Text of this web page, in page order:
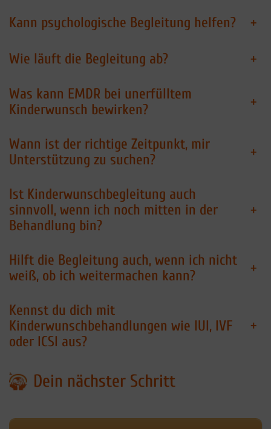
Kann psychologische Begleitung helfen? +
Wie läuft die Begleitung ab? +
Was kann EMDR bei unerfülltem
Kinderwunsch bewirken?
+
Wann ist der richtige Zeitpunkt, mir
Unterstützung zu suchen?
+
Ist Kinderwunschbegleitung auch
sinnvoll, wenn ich noch mitten in der
Behandlung bin?
+
Hilft die Begleitung auch, wenn ich nicht
weiß, ob ich weitermachen kann?
+
Kennst du dich mit
Kinderwunschbehandlungen wie IUI, IVF
oder ICSI aus?
+
Dein nächster Schritt